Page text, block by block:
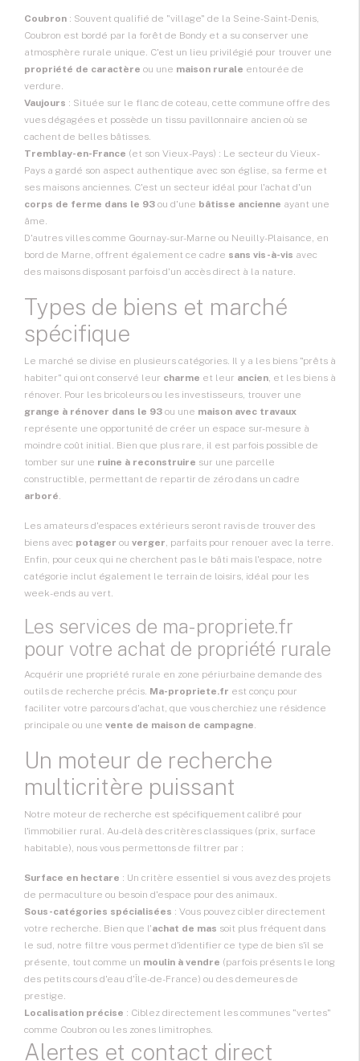
Coubron : Souvent qualifié de "village" de la Seine-Saint-Denis,
Coubron est bordé par la forêt de Bondy et a su conserver une
atmosphère rurale unique. C'est un lieu privilégié pour trouver une
propriété de caractère ou une maison rurale entourée de
verdure.
Vaujours : Située sur le flanc de coteau, cette commune offre des
vues dégagées et possède un tissu pavillonnaire ancien où se
cachent de belles bâtisses.
Tremblay-en-France (et son Vieux-Pays) : Le secteur du Vieux-
Pays a gardé son aspect authentique avec son église, sa ferme et
ses maisons anciennes. C'est un secteur idéal pour l'achat d'un
corps de ferme dans le 93 ou d'une bâtisse ancienne ayant une
âme.
D'autres villes comme Gournay-sur-Marne ou Neuilly-Plaisance, en
bord de Marne, offrent également ce cadre sans vis-à-vis avec
des maisons disposant parfois d'un accès direct à la nature.
Types de biens et marché
spécifique
Le marché se divise en plusieurs catégories. Il y a les biens "prêts à
habiter" qui ont conservé leur charme et leur ancien, et les biens à
rénover. Pour les bricoleurs ou les investisseurs, trouver une
grange à rénover dans le 93 ou une maison avec travaux
représente une opportunité de créer un espace sur-mesure à
moindre coût initial. Bien que plus rare, il est parfois possible de
tomber sur une ruine à reconstruire sur une parcelle
constructible, permettant de repartir de zéro dans un cadre
arboré.
Les amateurs d'espaces extérieurs seront ravis de trouver des
biens avec potager ou verger, parfaits pour renouer avec la terre.
Enfin, pour ceux qui ne cherchent pas le bâti mais l'espace, notre
catégorie inclut également le terrain de loisirs, idéal pour les
week-ends au vert.
Les services de ma-propriete.fr
pour votre achat de propriété rurale
Acquérir une propriété rurale en zone périurbaine demande des
outils de recherche précis. Ma-propriete.fr est conçu pour
faciliter votre parcours d'achat, que vous cherchiez une résidence
principale ou une vente de maison de campagne.
Un moteur de recherche
multicritère puissant
Notre moteur de recherche est spécifiquement calibré pour
l'immobilier rural. Au-delà des critères classiques (prix, surface
habitable), nous vous permettons de filtrer par :
Surface en hectare : Un critère essentiel si vous avez des projets
de permaculture ou besoin d'espace pour des animaux.
Sous-catégories spécialisées : Vous pouvez cibler directement
votre recherche. Bien que l'achat de mas soit plus fréquent dans
le sud, notre filtre vous permet d'identifier ce type de bien s'il se
présente, tout comme un moulin à vendre (parfois présents le long
des petits cours d'eau d'Île-de-France) ou des demeures de
prestige.
Localisation précise : Ciblez directement les communes "vertes"
comme Coubron ou les zones limitrophes.
Alertes et contact direct